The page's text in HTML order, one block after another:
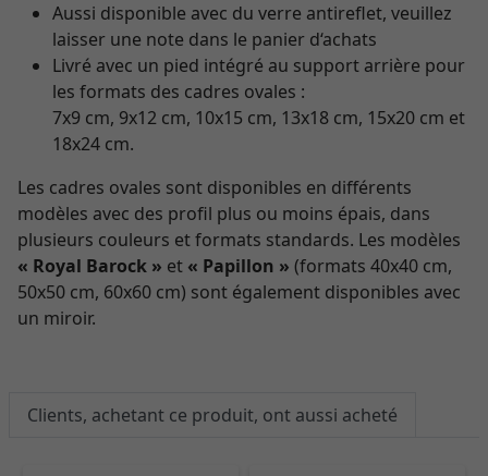
Aussi disponible avec du verre antireflet, veuillez
laisser une note dans le panier d‘achats
Livré avec un pied intégré au support arrière pour
les formats des cadres ovales :
7x9 cm, 9x12 cm, 10x15 cm, 13x18 cm, 15x20 cm et
18x24 cm.
Les cadres ovales sont disponibles en différents
modèles avec des profil plus ou moins épais, dans
plusieurs couleurs et formats standards. Les modèles
« Royal Barock » et « Papillon » (formats 40x40 cm,
50x50 cm, 60x60 cm) sont également disponibles avec
un miroir.
Clients, achetant ce produit, ont aussi acheté